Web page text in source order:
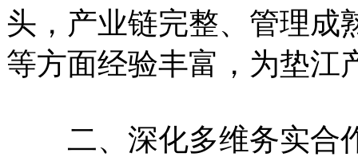
头，产业链完整、管理成
等方面经验丰富，为垫江
二、深化多维务实合